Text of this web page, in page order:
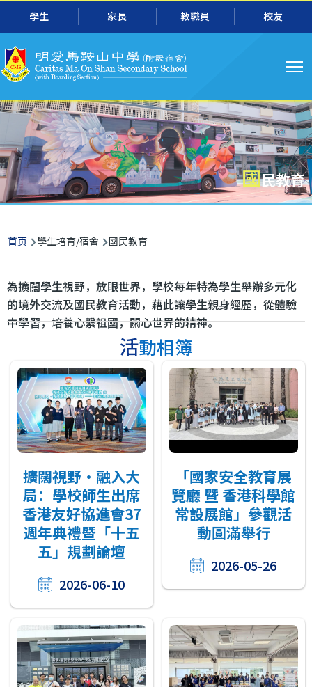
跳转到主要内容
學生 家長 教職員 校友
导
航
國民教育
面
包
屑
首页 學生培育/宿舍 國民教育
為擴闊學生視野，放眼世界，學校每年特為學生舉辦多元化
的境外交流及國民教育活動，藉此讓學生親身經歷，從體驗
中學習，培養心繫祖國，關心世界的精神。
活動相簿
擴闊視野・融入大
局：學校師生出席
香港友好協進會37
週年典禮暨「十五
五」規劃論壇
2026-06-10
「國家安全教育展
覽廳 暨 香港科學館
常設展館」參觀活
動圓滿舉行
2026-05-26